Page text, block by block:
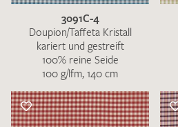
3091C-4
Doupion/Taffeta Kristall
kariert und gestreift
100% reine Seide
100 g/lfm, 140 cm